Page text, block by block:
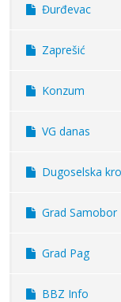
Đurđevac
Zaprešić
Konzum
VG danas
Dugoselska
Grad Samobor
Grad Pag
BBZ Info